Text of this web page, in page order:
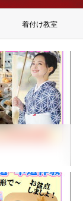
着付け教室